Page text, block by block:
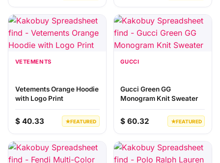
VETEMENTS
Vetements Orange Hoodie
with Logo Print
$ 40.33 ★FEATURED
GUCCI
Gucci Green GG
Monogram Knit Sweater
$ 60.32 ★FEATURED